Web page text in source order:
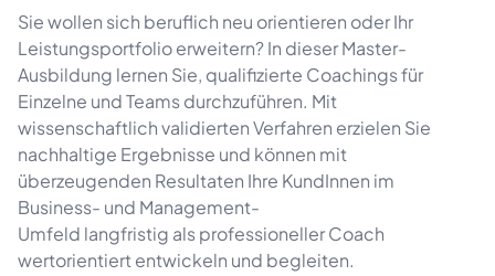
Sie wollen sich beruflich neu orientieren oder Ihr
Leistungsportfolio erweitern? In dieser Master-
Ausbildung lernen Sie, qualifizierte Coachings für
Einzelne und Teams durchzuführen. Mit
wissenschaftlich validierten Verfahren erzielen Sie
nachhaltige Ergebnisse und können mit
überzeugenden Resultaten Ihre KundInnen im
Business- und Management-
Umfeld langfristig als professioneller Coach
wertorientiert entwickeln und begleiten.